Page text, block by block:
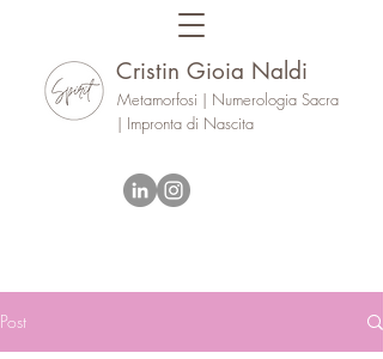
Cristin Gioia Naldi
Metamorfosi | Numerologia Sacra
| Impronta di Nascita
Post